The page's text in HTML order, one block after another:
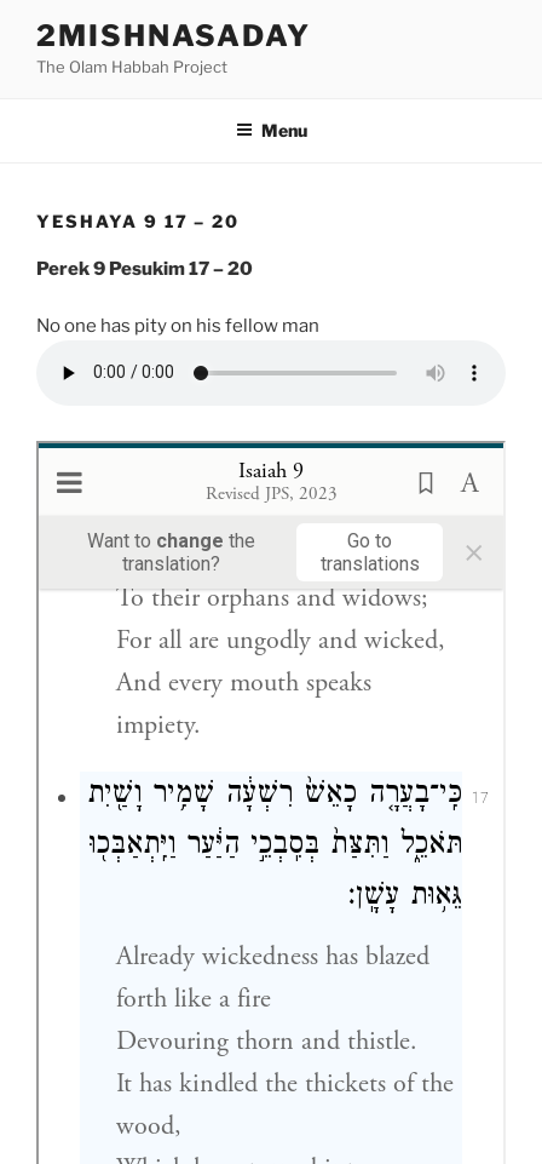
content
2MISHNASADAY
The Olam Habbah Project
Menu
YESHAYA 9 17 – 20
Perek 9 Pesukim 17 – 20
No one has pity on his fellow man